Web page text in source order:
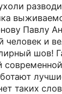
Павлу
и
шов!
таких